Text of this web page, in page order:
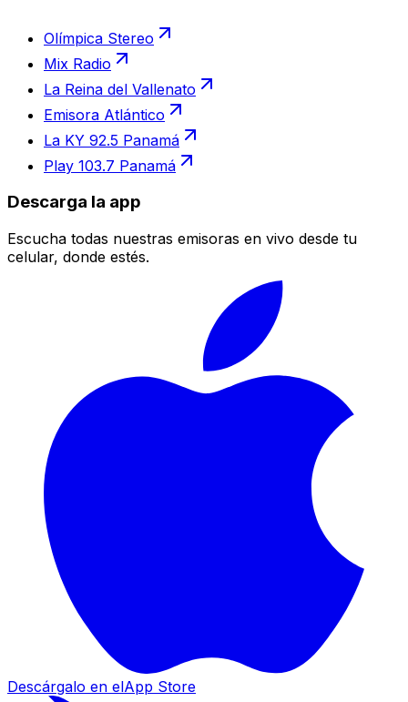
Olímpica Stereo
Mix Radio
La Reina del Vallenato
Emisora Atlántico
La KY 92.5 Panamá
Play 103.7 Panamá
Descarga la app
Escucha todas nuestras emisoras en vivo desde tu
celular, donde estés.
Descárgalo en elApp Store